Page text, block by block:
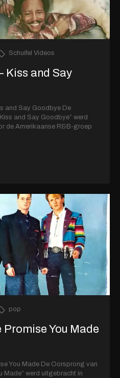
Schuifel Videos
Kiss and Say
and Say Goodbye De
and Say Goodbye” werd
de Amerikaanse R&B-groep
pop
You Made
You Made De Oorsprong van
Made” werd uitgebracht in